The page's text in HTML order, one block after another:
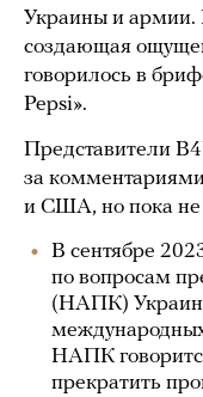
Украины и армии.
создающая
говорилось в
Pepsi».
Представители
за
и США, но пока не
В сентябре
по вопросам
(НАПК)
НАПК
прекратить